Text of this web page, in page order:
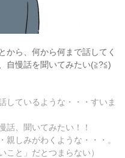
から、何から何まで話してく
自慢話を聞いてみたい(≧?≦)
しているような・・・すいま
話、聞いてみたい！！
親しみがわくような・・・。
こと」だとつまらない）